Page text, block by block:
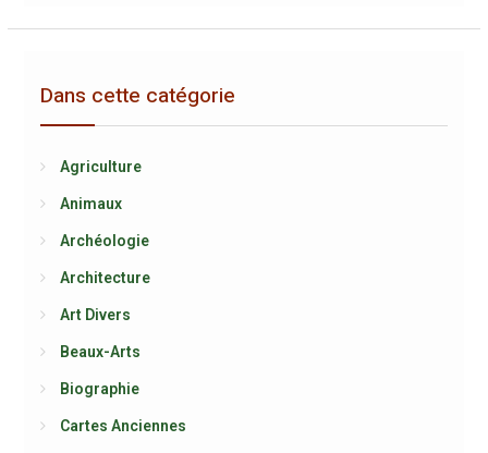
Dans cette catégorie
Agriculture
Animaux
Archéologie
Architecture
Art Divers
Beaux-Arts
Biographie
Cartes Anciennes